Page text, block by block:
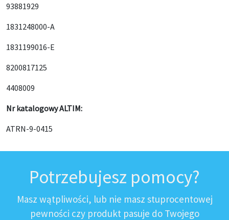
93881929
1831248000-A
1831199016-E
8200817125
4408009
Nr katalogowy ALTIM:
ATRN-9-0415
Potrzebujesz pomocy?
Masz wątpliwości, lub nie masz stuprocentowej
pewności czy produkt pasuje do Twojego